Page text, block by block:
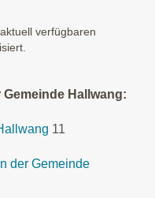
verfügbaren
Hallwang:
11
der Gemeinde